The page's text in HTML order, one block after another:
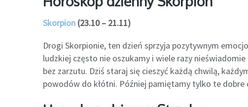
Skorpion (23.10 – 21.11)
Drogi Skorpionie, ten dzień sprzyja pozytywnym
ludzkiej często nie oszukamy i wiele razy
bez zarzutu. Dziś staraj się cieszyć każdą chwilą,
powodów do kłótni. Później pamiętamy tylko te dobre